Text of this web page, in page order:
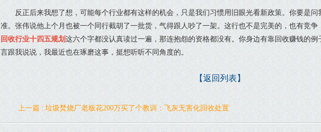
反正后来我想了想，可能每个行业都有这样的机会，只是我们习惯用旧眼光看新政策。你要是
准。张伟说他上个月也被一个同行截胡了一批货，气得跟人吵了一架。这行也不是完美的，也有竞
回收行业十四五规划这六个字都没认真读过一遍，那连抱怨的资格都没有。你身边有靠回收赚钱的
言跟我说说，我最近也在琢磨这事，挺想听听不同角度的。
【返回列表】
上一篇 : 垃圾焚烧厂老板花200万买了个教训：飞灰无害化回收处置